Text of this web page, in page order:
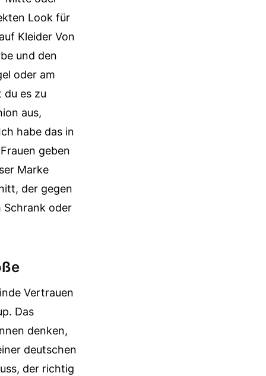
Look für
Kleider Von
und den
oder am
du es zu
aus,
habe das in
geben
Marke
der gegen
Schrank oder
Vertrauen
Das
denken,
deutschen
der richtig